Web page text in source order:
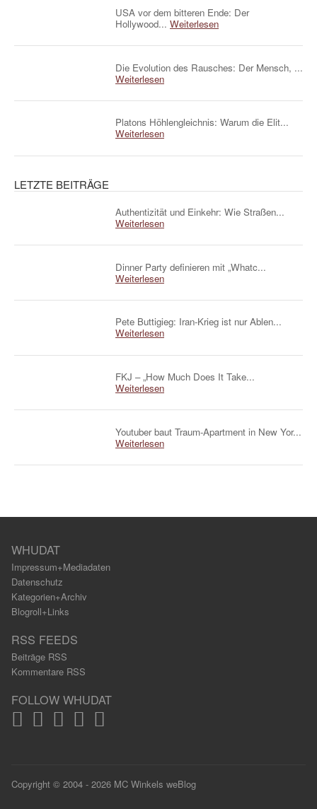
USA vor dem bitteren Ende: Der
Hollywood... Weiterlesen
Die Evolution des Rausches: Der Mensch, ...
Weiterlesen
Platons Höhlengleichnis: Warum die Elit...
Weiterlesen
LETZTE BEITRÄGE
Authentizität und Einkehr: Wie Straßen...
Weiterlesen
Dinner Party definieren mit „Whatc...
Weiterlesen
Pete Buttigieg: Iran-Krieg ist nur Ablen...
Weiterlesen
FKJ – „How Much Does It Take...
Weiterlesen
Youtuber baut Traum-Apartment in New Yor...
Weiterlesen
WHUDAT
Impressum+Mediadaten
Datenschutz
Kategorien+Archiv
Blogroll+Links
RSS FEEDS
Beiträge RSS
Kommentare RSS
FOLLOW WHUDAT
Copyright © 2004 - 2026 MC Winkels weBlog